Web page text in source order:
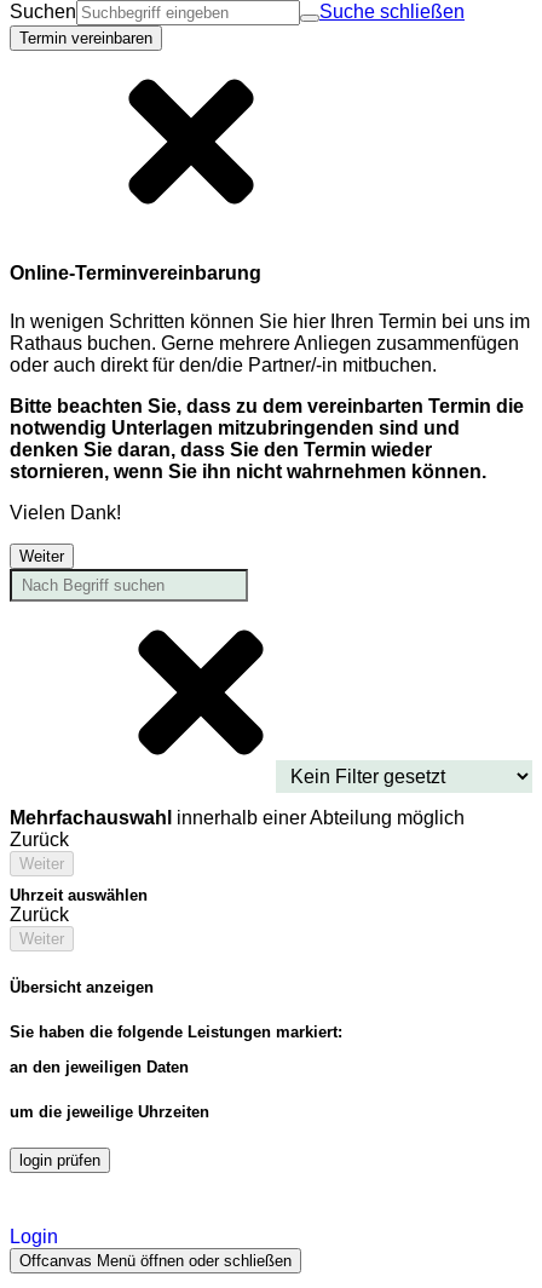
Suchen
Suche schließen
Termin vereinbaren
Online-Terminvereinbarung
In wenigen Schritten können Sie hier Ihren Termin bei uns im
Rathaus buchen. Gerne mehrere Anliegen zusammenfügen
oder auch direkt für den/die Partner/-in mitbuchen.
Bitte beachten Sie, dass zu dem vereinbarten Termin die
notwendig Unterlagen mitzubringenden sind und
denken Sie daran, dass Sie den Termin wieder
stornieren, wenn Sie ihn nicht wahrnehmen können.
Vielen Dank!
Weiter
Mehrfachauswahl innerhalb einer Abteilung möglich
Zurück
Weiter
Uhrzeit auswählen
Zurück
Weiter
Übersicht anzeigen
Sie haben die folgende Leistungen markiert:
an den jeweiligen Daten
um die jeweilige Uhrzeiten
login prüfen
Login
Offcanvas Menü öffnen oder schließen